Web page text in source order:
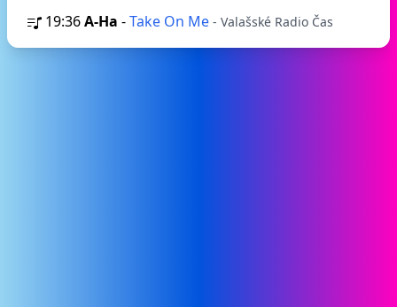
19:36A-Ha -Take On Me - Valašské Radio Čas